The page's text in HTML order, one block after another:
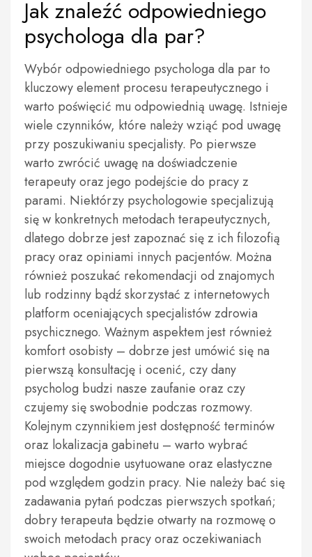
Jak znaleźć odpowiedniego
psychologa dla par?
Wybór odpowiedniego psychologa dla par to
kluczowy element procesu terapeutycznego i
warto poświęcić mu odpowiednią uwagę. Istnieje
wiele czynników, które należy wziąć pod uwagę
przy poszukiwaniu specjalisty. Po pierwsze
warto zwrócić uwagę na doświadczenie
terapeuty oraz jego podejście do pracy z
parami. Niektórzy psychologowie specjalizują
się w konkretnych metodach terapeutycznych,
dlatego dobrze jest zapoznać się z ich filozofią
pracy oraz opiniami innych pacjentów. Można
również poszukać rekomendacji od znajomych
lub rodzinny bądź skorzystać z internetowych
platform oceniających specjalistów zdrowia
psychicznego. Ważnym aspektem jest również
komfort osobisty – dobrze jest umówić się na
pierwszą konsultację i ocenić, czy dany
psycholog budzi nasze zaufanie oraz czy
czujemy się swobodnie podczas rozmowy.
Kolejnym czynnikiem jest dostępność terminów
oraz lokalizacja gabinetu – warto wybrać
miejsce dogodnie usytuowane oraz elastyczne
pod względem godzin pracy. Nie należy bać się
zadawania pytań podczas pierwszych spotkań;
dobry terapeuta będzie otwarty na rozmowę o
swoich metodach pracy oraz oczekiwaniach